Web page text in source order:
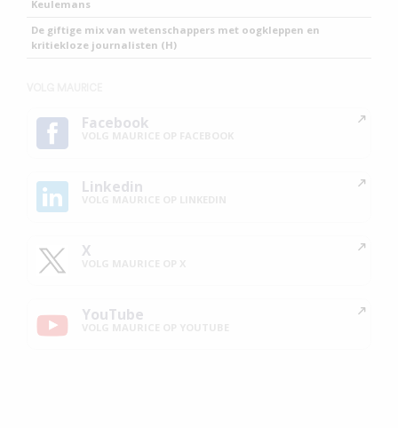
Keulemans
De giftige mix van wetenschappers met oogkleppen en
kritiekloze journalisten (H)
Facebook
Linkedin
X
YouTube